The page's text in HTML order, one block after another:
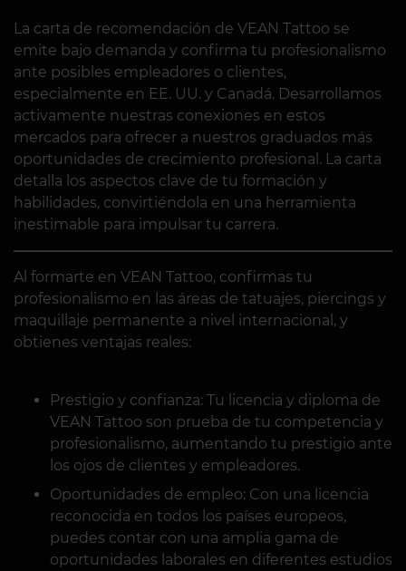
La carta de recomendación de VEAN Tattoo se
emite bajo demanda y confirma tu profesionalismo
ante posibles empleadores o clientes,
especialmente en EE. UU. y Canadá. Desarrollamos
activamente nuestras conexiones en estos
mercados para ofrecer a nuestros graduados más
oportunidades de crecimiento profesional. La carta
detalla los aspectos clave de tu formación y
habilidades, convirtiéndola en una herramienta
inestimable para impulsar tu carrera.
Al formarte en VEAN Tattoo, confirmas tu
profesionalismo en las áreas de tatuajes, piercings y
maquillaje permanente a nivel internacional, y
obtienes ventajas reales:
Prestigio y confianza: Tu licencia y diploma de
VEAN Tattoo son prueba de tu competencia y
profesionalismo, aumentando tu prestigio ante
los ojos de clientes y empleadores.
Oportunidades de empleo: Con una licencia
reconocida en todos los países europeos,
puedes contar con una amplia gama de
oportunidades laborales en diferentes estudios